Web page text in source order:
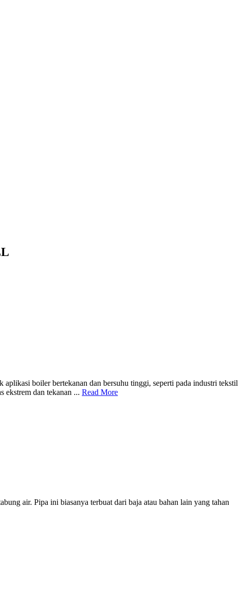
boiler bertekanan dan bersuhu tinggi, seperti pada industri tekstil
ekstrem dan tekanan ... Read More
air. Pipa ini biasanya terbuat dari baja atau bahan lain yang tahan